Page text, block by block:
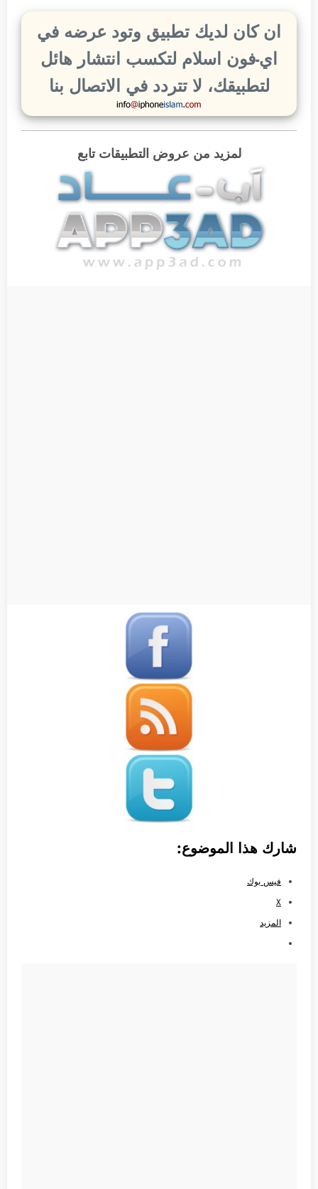
ان كان لديك تطبيق وتود عرضه في
اي-فون اسلام لتكسب انتشار هائل
لتطبيقك، لا تتردد في الاتصال بنا
لمزيد من عروض التطبيقات تابع
شارك هذا الموضوع:
فيس بوك
X
المزيد